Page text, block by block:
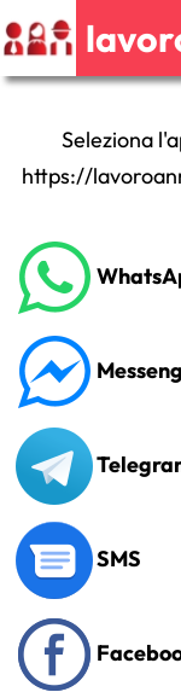
Seleziona
https://
SMS